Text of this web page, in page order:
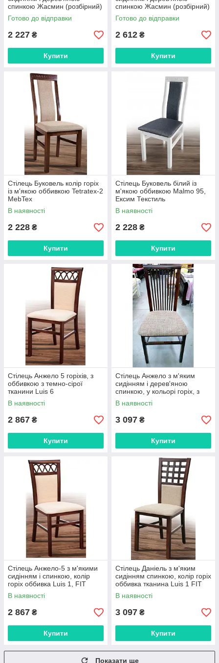
спинкою Жасмин (розбірний)
темний горіх, оббивка NEW
Вавилон 64
Готово до відправки
2 227 ₴
Купити
спинкою Жасмин (розбірний)
бежевий, оббивка NEW
Вавилон 64
Готово до відправки
2 612 ₴
Купити
Стілець Буковель колір горіх
із м'якою оббивкою Tetratex-2
MebTex
В наявності
2 228 ₴
Купити
Стілець Буковель білий із
м'якою оббивкою Malmo 95,
Ексим Текстиль
В наявності
2 228 ₴
Купити
Стілець Анжело 5 горіхів, з
оббивкою з темно-сірої
тканини Luis 6
В наявності
2 867 ₴
Купити
Стілець Анжело з м'яким
сидінням і дерев'яною
спинкою, у кольорі горіх, з
оббивкою Тканина HIT 3
Apparel (зібраний)
В наявності
3 097 ₴
Купити
Стілець Анжело-5 з м'якими
сидінням і спинкою, колір
горіх оббивка Luis 1, FIT
В наявності
2 867 ₴
Купити
Стілець Даніель з м'яким
сидінням спинкою, колір горіх
оббивка тканина Luis 1 FIT
В наявності
3 097 ₴
Купити
Показати ще